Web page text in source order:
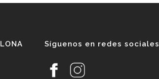
Síguenos en redes sociales